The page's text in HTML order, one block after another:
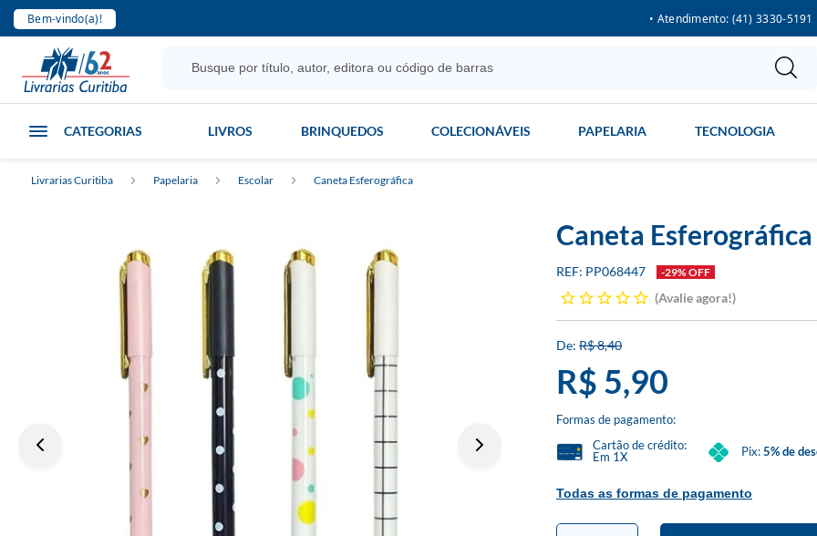
Bem-vindo(a)! • Atendimento: (41) 3330-5191
CATEGORIAS LIVROS BRINQUEDOS COLECIONÁVEIS PAPELARIA TECNOLOGIA
Livrarias Curitiba Papelaria Escolar Caneta Esferográfica
Caneta
PP068447 -29% OFF
Avalie agora!
R$ 8,40
R$ 5,90
Formas de pagamento:
Todas as formas de pagamento
Cartão de crédito:
Em 1X
Pix:5% de